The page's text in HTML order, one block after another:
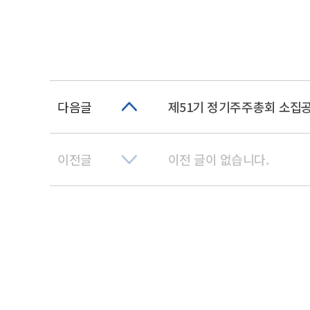
다음글 제51기 정기주주총회 소집
이전글 이전 글이 없습니다.